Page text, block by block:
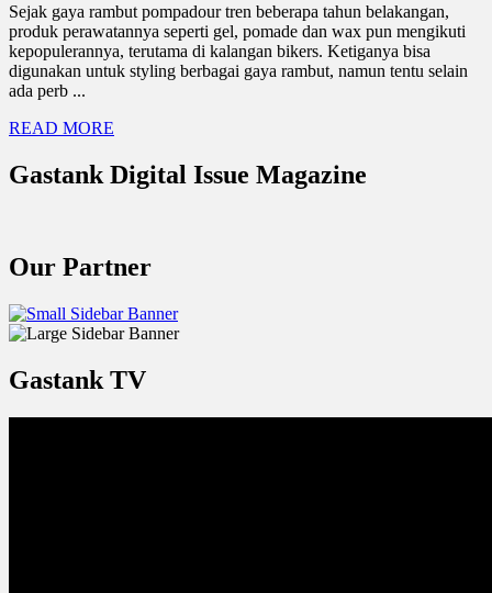
Sejak gaya rambut pompadour tren beberapa tahun belakangan,
produk perawatannya seperti gel, pomade dan wax pun mengikuti
kepopulerannya, terutama di kalangan bikers. Ketiganya bisa
digunakan untuk styling berbagai gaya rambut, namun tentu selain
ada perb ...
READ MORE
Gastank Digital Issue Magazine
Our Partner
Gastank TV